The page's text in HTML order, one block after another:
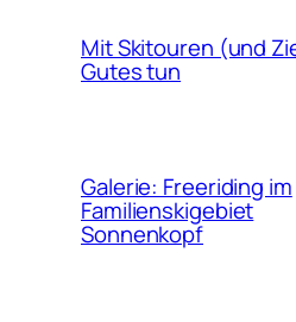
Mit Skitouren (und
Gutes tun
Galerie: Freeriding im
Familienskigebiet
Sonnenkopf